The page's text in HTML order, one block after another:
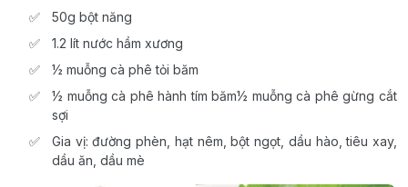
50g bột năng
1.2 lít nước hầm xương
½ muỗng cà phê tỏi băm
½ muỗng cà phê hành tím băm½ muỗng cà phê gừng cắt
sợi
Gia vị: đường phèn, hạt nêm, bột ngọt, dầu hào, tiêu xay,
dầu ăn, dầu mè